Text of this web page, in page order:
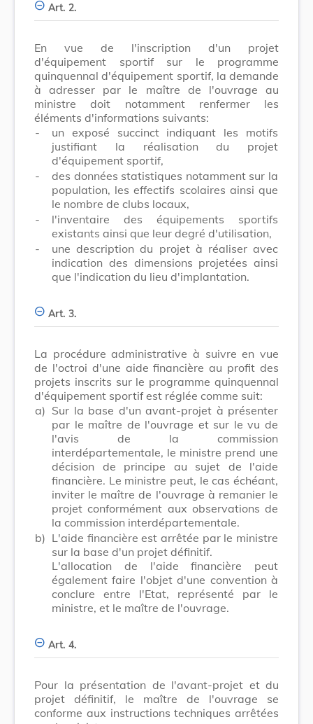
Art. 2.
En vue de l'inscription d'un projet
d'équipement sportif sur le programme
quinquennal d'équipement sportif, la demande
à adresser par le maître de l'ouvrage au
ministre doit notamment renfermer les
éléments d'informations suivants:
-
un exposé succinct indiquant les motifs
justifiant la réalisation du projet
d'équipement sportif,
-
des données statistiques notamment sur la
population, les effectifs scolaires ainsi que
le nombre de clubs locaux,
-
l'inventaire des équipements sportifs
existants ainsi que leur degré d'utilisation,
-
une description du projet à réaliser avec
indication des dimensions projetées ainsi
que l'indication du lieu d'implantation.
Art. 3.
La procédure administrative à suivre en vue
de l'octroi d'une aide financière au profit des
projets inscrits sur le programme quinquennal
d'équipement sportif est réglée comme suit:
a) Sur la base d'un avant-projet à présenter
par le maître de l'ouvrage et sur le vu de
l'avis de la commission
interdépartementale, le ministre prend une
décision de principe au sujet de l'aide
financière. Le ministre peut, le cas échéant,
inviter le maître de l'ouvrage à remanier le
projet conformément aux observations de
la commission interdépartementale.
b) L'aide financière est arrêtée par le ministre
sur la base d'un projet définitif.
L'allocation de l'aide financière peut
également faire l'objet d'une convention à
conclure entre l'Etat, représenté par le
ministre, et le maître de l'ouvrage.
Art. 4.
Pour la présentation de l'avant-projet et du
projet définitif, le maître de l'ouvrage se
conforme aux instructions techniques arrêtées